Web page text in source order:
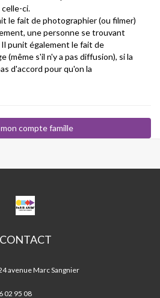
ci.
le fait de photographier (ou filmer)
une personne se trouvant
Il punit également le fait de
(même s'il n'y a pas diffusion), si la
d'accord pour qu'on la
CPA
MARC
CONTACT
avenue Marc Sangnier
02 95 08